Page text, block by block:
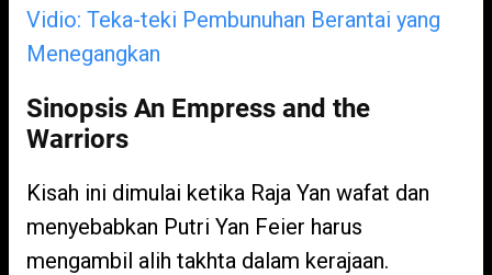
Vidio: Teka-teki Pembunuhan Berantai yang
Menegangkan
Sinopsis An Empress and the
Warriors
Kisah ini dimulai ketika Raja Yan wafat dan
menyebabkan Putri Yan Feier harus
mengambil alih takhta dalam kerajaan.